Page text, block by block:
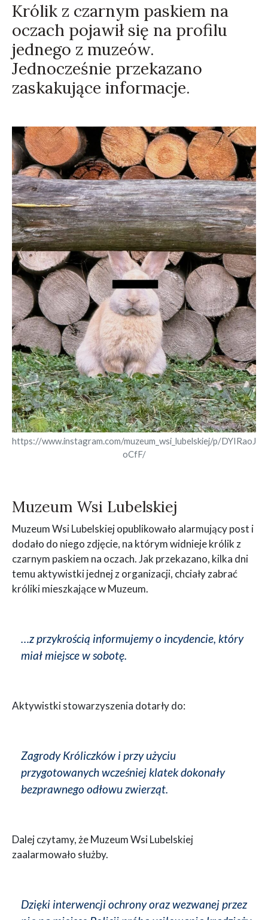
Królik z czarnym paskiem na
oczach pojawił się na profilu
jednego z muzeów.
Jednocześnie przekazano
zaskakujące informacje.
https://www.instagram.com/muzeum_wsi_lubelskiej/p/DYIRaoJ
oCfF/
Muzeum Wsi Lubelskiej
Muzeum Wsi Lubelskiej opublikowało alarmujący post i
dodało do niego zdjęcie, na którym widnieje królik z
czarnym paskiem na oczach. Jak przekazano, kilka dni
temu aktywistki jednej z organizacji, chciały zabrać
króliki mieszkające w Muzeum.
…z przykrością informujemy o incydencie, który
miał miejsce w sobotę.
Aktywistki stowarzyszenia dotarły do:
Zagrody Króliczków i przy użyciu
przygotowanych wcześniej klatek dokonały
bezprawnego odłowu zwierząt.
Dalej czytamy, że Muzeum Wsi Lubelskiej
zaalarmowało służby.
Dzięki interwencji ochrony oraz wezwanej przez